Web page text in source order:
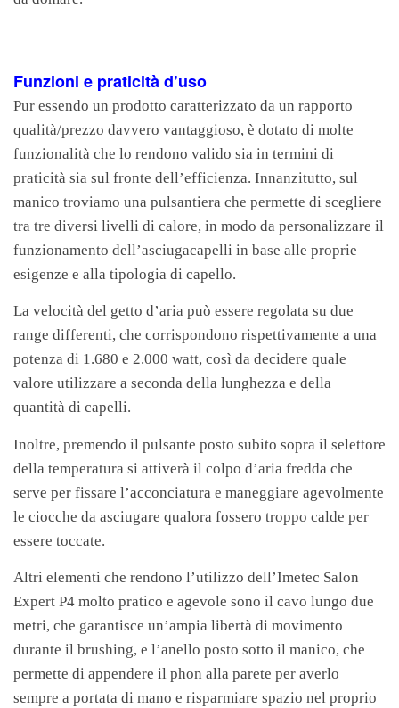
Funzioni e praticità d’uso
Pur essendo un prodotto caratterizzato da un rapporto
qualità/prezzo davvero vantaggioso, è dotato di molte
funzionalità che lo rendono valido sia in termini di
praticità sia sul fronte dell’efficienza. Innanzitutto, sul
manico troviamo una pulsantiera che permette di scegliere
tra tre diversi livelli di calore, in modo da personalizzare il
funzionamento dell’asciugacapelli in base alle proprie
esigenze e alla tipologia di capello.
La velocità del getto d’aria può essere regolata su due
range differenti, che corrispondono rispettivamente a una
potenza di 1.680 e 2.000 watt, così da decidere quale
valore utilizzare a seconda della lunghezza e della
quantità di capelli.
Inoltre, premendo il pulsante posto subito sopra il selettore
della temperatura si attiverà il colpo d’aria fredda che
serve per fissare l’acconciatura e maneggiare agevolmente
le ciocche da asciugare qualora fossero troppo calde per
essere toccate.
Altri elementi che rendono l’utilizzo dell’Imetec Salon
Expert P4 molto pratico e agevole sono il cavo lungo due
metri, che garantisce un’ampia libertà di movimento
durante il brushing, e l’anello posto sotto il manico, che
permette di appendere il phon alla parete per averlo
sempre a portata di mano e risparmiare spazio nel proprio